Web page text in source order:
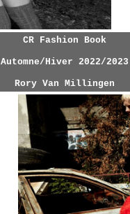
CR Fashion Book
Automne/Hiver 2022/2023
Rory Van Millingen